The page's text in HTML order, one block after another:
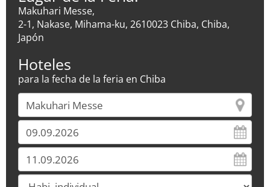
Makuhari Messe,
2-1, Nakase, Mihama-ku, 2610023 Chiba, Chiba,
Japón
Hoteles
para la fecha de la feria en Chiba